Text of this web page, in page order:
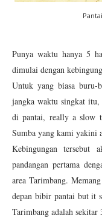
Punya waktu hanya 5
dimulai dengan
Untuk yang biasa buru-
jangka waktu singkat
di pantai, really a slow
Sumba yang kami yakini
Kebingungan tersebut
pandangan pertama
area Tarimbang.
depan bibir pantai but it
Tarimbang adalah sekitar